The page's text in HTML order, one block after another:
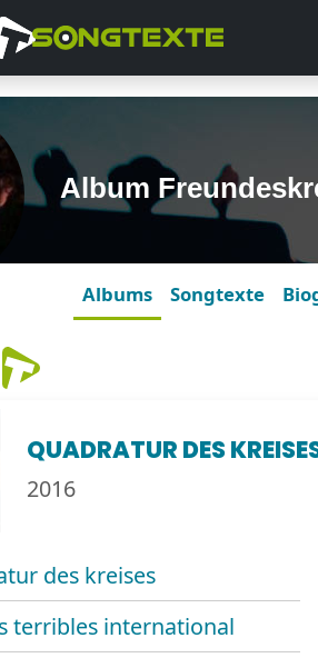
Album
Albums Songtexte
QUADRATUR DES
2016
des kreises
terribles international